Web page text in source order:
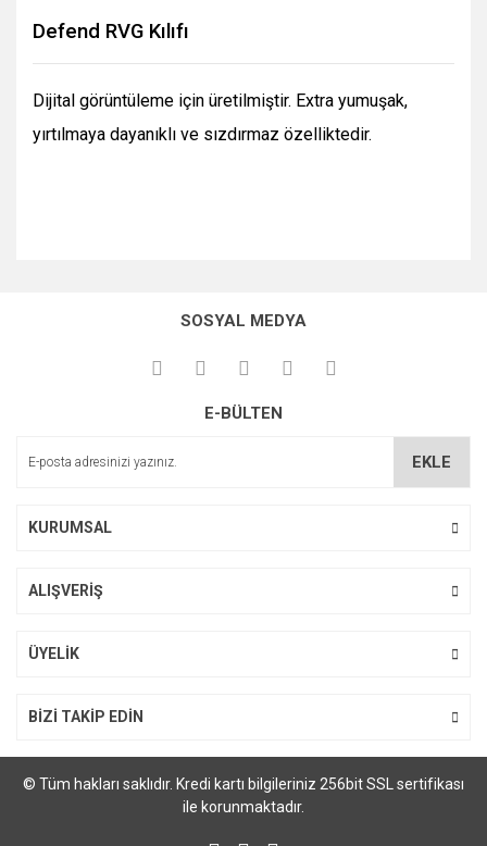
Defend RVG Kılıfı
Dijital görüntüleme için üretilmiştir. Extra yumuşak,
yırtılmaya dayanıklı ve sızdırmaz özelliktedir.
SOSYAL MEDYA
E-BÜLTEN
EKLE
KURUMSAL
ALIŞVERİŞ
ÜYELİK
BİZİ TAKİP EDİN
© Tüm hakları saklıdır. Kredi kartı bilgileriniz 256bit SSL sertifikası
ile korunmaktadır.